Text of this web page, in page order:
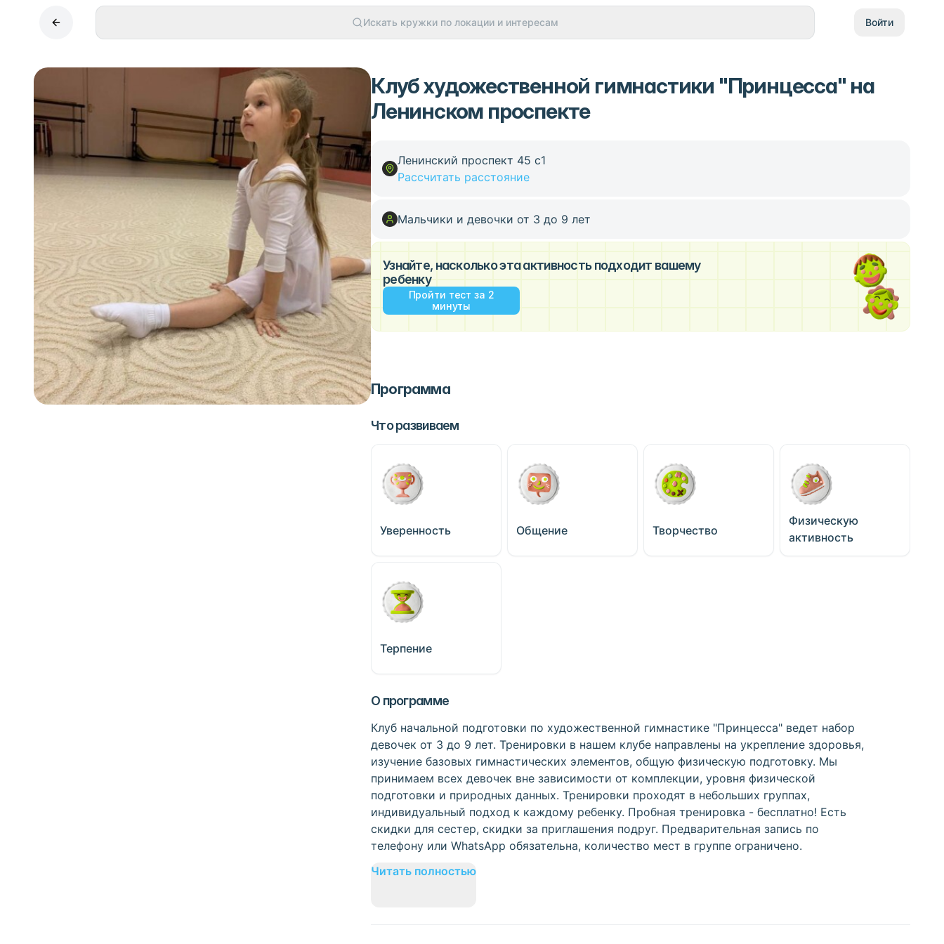
Искать кружки по локации и интересам Войти
Клуб художественной гимнастики "Принцесса" на
Ленинском проспекте
Ленинский проспект 45 с1
Рассчитать расстояние
Мальчики и девочки от 3 до 9 лет
Узнайте, насколько эта активность подходит вашему
ребенку
Пройти тест за 2
минуты
Программа
Что развиваем
Уверенность Общение Творчество
Физическую
активность
Терпение
О программе
Клуб начальной подготовки по художественной гимнастике "Принцесса" ведет набор
девочек от 3 до 9 лет. Тренировки в нашем клубе направлены на укрепление здоровья,
изучение базовых гимнастических элементов, общую физическую подготовку. Мы
принимаем всех девочек вне зависимости от комплекции, уровня физической
подготовки и природных данных. Тренировки проходят в небольших группах,
индивидуальный подход к каждому ребенку. Пробная тренировка - бесплатно! Есть
скидки для сестер, скидки за приглашения подруг. Предварительная запись по
телефону или WhatsApp обязательна, количество мест в группе ограничено.
Читать полностью